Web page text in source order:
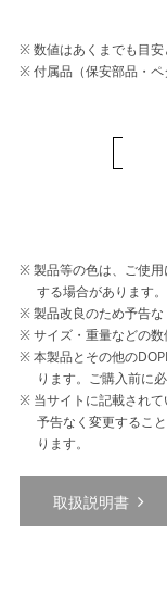
数値はあくまでも目安
付属品（保安部品・ペ
製品等の色は、ご使
する場合があります。
製品改良のため予告な
サイズ・重量などの数
本製品とその他の
ります。ご購入前に
当サイトに記載され
予告なく変更するこ
ります。
取扱説明書